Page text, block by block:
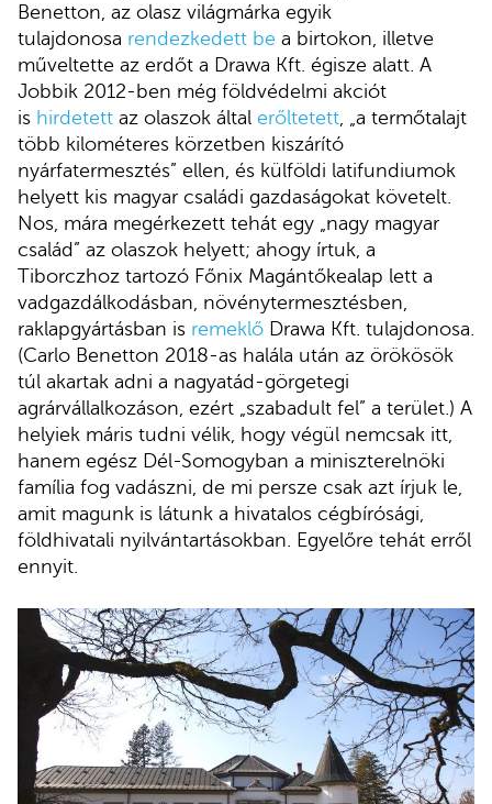
Benetton, az olasz világmárka egyik
tulajdonosa rendezkedett be a birtokon, illetve
műveltette az erdőt a Drawa Kft. égisze alatt. A
Jobbik 2012-ben még földvédelmi akciót
is hirdetett az olaszok által erőltetett, „a termőtalajt
több kilométeres körzetben kiszárító
nyárfatermesztés” ellen, és külföldi latifundiumok
helyett kis magyar családi gazdaságokat követelt.
Nos, mára megérkezett tehát egy „nagy magyar
család” az olaszok helyett; ahogy írtuk, a
Tiborczhoz tartozó Főnix Magántőkealap lett a
vadgazdálkodásban, növénytermesztésben,
raklapgyártásban is remeklő Drawa Kft. tulajdonosa.
(Carlo Benetton 2018-as halála után az örökösök
túl akartak adni a nagyatád-görgetegi
agrárvállalkozáson, ezért „szabadult fel” a terület.) A
helyiek máris tudni vélik, hogy végül nemcsak itt,
hanem egész Dél-Somogyban a miniszterelnöki
família fog vadászni, de mi persze csak azt írjuk le,
amit magunk is látunk a hivatalos cégbírósági,
földhivatali nyilvántartásokban. Egyelőre tehát erről
ennyit.